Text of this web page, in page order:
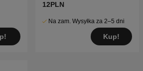
12PLN
Na zam. Wysyłka za 2–5 dni
Kup!